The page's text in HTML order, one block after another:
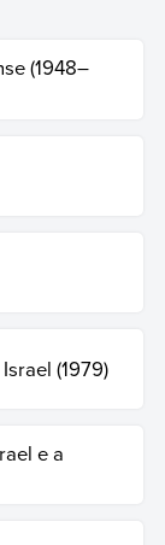
Naciones
(1948–
(1979)
e a